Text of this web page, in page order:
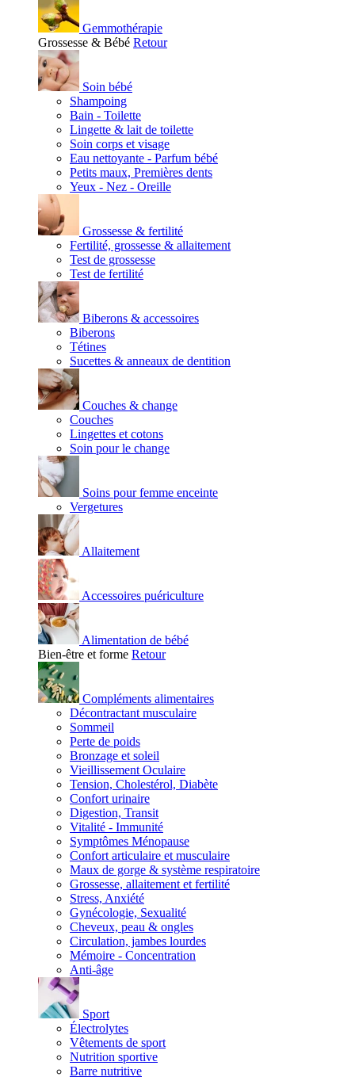
Gemmothérapie
Grossesse & Bébé Retour
Soin bébé
Shampoing
Bain - Toilette
Lingette & lait de toilette
Soin corps et visage
Eau nettoyante - Parfum bébé
Petits maux, Premières dents
Yeux - Nez - Oreille
Grossesse & fertilité
Fertilité, grossesse & allaitement
Test de grossesse
Test de fertilité
Biberons & accessoires
Biberons
Tétines
Sucettes & anneaux de dentition
Couches & change
Couches
Lingettes et cotons
Soin pour le change
Soins pour femme enceinte
Vergetures
Allaitement
Accessoires puériculture
Alimentation de bébé
Bien-être et forme Retour
Compléments alimentaires
Décontractant musculaire
Sommeil
Perte de poids
Bronzage et soleil
Vieillissement Oculaire
Tension, Cholestérol, Diabète
Confort urinaire
Digestion, Transit
Vitalité - Immunité
Symptômes Ménopause
Confort articulaire et musculaire
Maux de gorge & système respiratoire
Grossesse, allaitement et fertilité
Stress, Anxiété
Gynécologie, Sexualité
Cheveux, peau & ongles
Circulation, jambes lourdes
Mémoire - Concentration
Anti-âge
Sport
Électrolytes
Vêtements de sport
Nutrition sportive
Barre nutritive